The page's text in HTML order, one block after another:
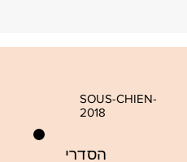
SOUS-CHIEN-
2018
הסדרי